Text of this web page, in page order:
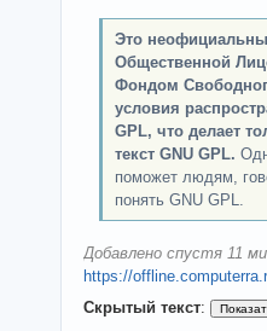
Это
Общественной
Фондом
условия
GPL, что делает
текст GNU GPL.
поможет людям,
понять GNU GPL.
Добавлено спустя 11
https://
Скрытый текст: